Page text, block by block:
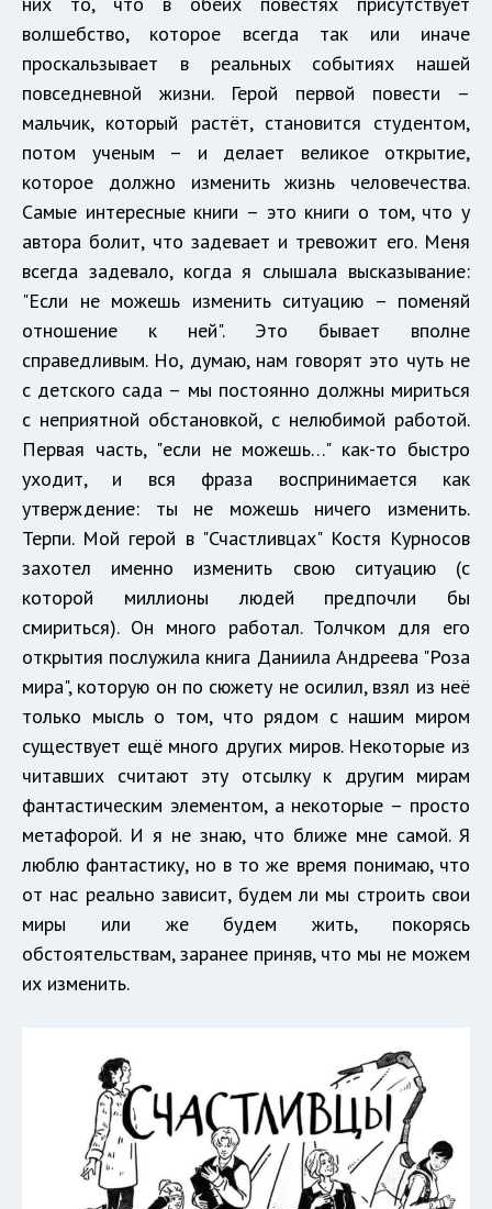
волшебство, которое всегда так или иначе
проскальзывает в реальных событиях нашей
повседневной жизни. Герой первой повести –
мальчик, который растёт, становится студентом,
потом ученым – и делает великое открытие,
которое должно изменить жизнь человечества.
Самые интересные книги – это книги о том, что у
автора болит, что задевает и тревожит его. Меня
всегда задевало, когда я слышала высказывание:
"Если не можешь изменить ситуацию – поменяй
отношение к ней". Это бывает вполне
справедливым. Но, думаю, нам говорят это чуть не
с детского сада – мы постоянно должны мириться
с неприятной обстановкой, с нелюбимой работой.
Первая часть, "если не можешь…" как-то быстро
уходит, и вся фраза воспринимается как
утверждение: ты не можешь ничего изменить.
Терпи. Мой герой в "Счастливцах" Костя Курносов
захотел именно изменить свою ситуацию (с
которой миллионы людей предпочли бы
смириться). Он много работал. Толчком для его
открытия послужила книга Даниила Андреева "Роза
мира", которую он по сюжету не осилил, взял из неё
только мысль о том, что рядом с нашим миром
существует ещё много других миров. Некоторые из
читавших считают эту отсылку к другим мирам
фантастическим элементом, а некоторые – просто
метафорой. И я не знаю, что ближе мне самой. Я
люблю фантастику, но в то же время понимаю, что
от нас реально зависит, будем ли мы строить свои
миры или же будем жить, покорясь
обстоятельствам, заранее приняв, что мы не можем
их изменить.